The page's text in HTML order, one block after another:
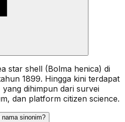
star shell (Bolma henica) di
1899. Hingga kini terdapat
dihimpun dari survei
dan platform citizen science.
sinonim?